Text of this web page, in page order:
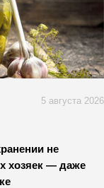
5 августа 2026
не
хозяек — даже